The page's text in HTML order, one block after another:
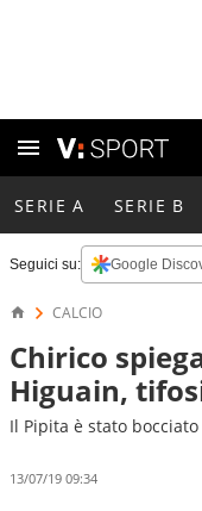
SERIE A SERIE B
Seguici su: Google
CALCIO
Chirico
Higuain,
Il Pipita è stato
13/07/19 09:34